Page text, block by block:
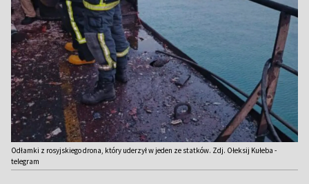
Odłamki z rosyjskiego drona, który uderzył w jeden ze statków. Zdj. Ołeksij Kułeba -
telegram